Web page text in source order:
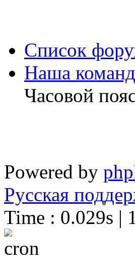
Список
Наша
Часовой
Powered by
Русская
Time : 0.029s |